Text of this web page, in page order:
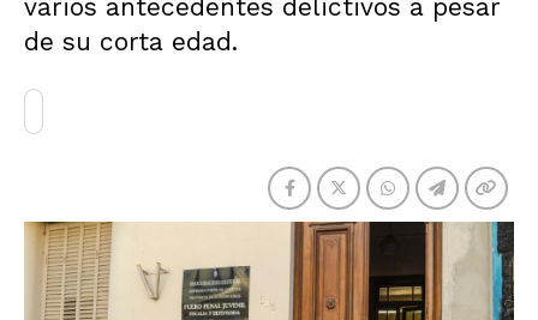
varios antecedentes delictivos a pesar
de su corta edad.